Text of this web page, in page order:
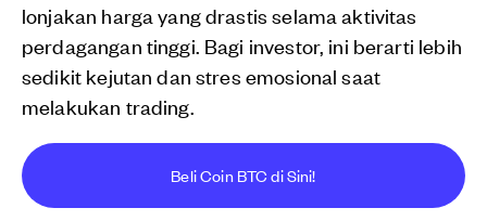
lonjakan harga yang drastis selama aktivitas
perdagangan tinggi. Bagi investor, ini berarti lebih
sedikit kejutan dan stres emosional saat
melakukan trading.
Beli Coin BTC di Sini!